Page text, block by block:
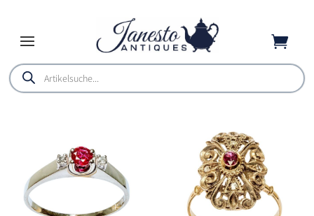

Products
search